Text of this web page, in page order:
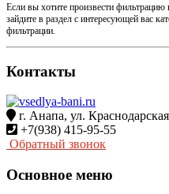
Если вы хотите произвести фильтрацию
зайдите в раздел с интересующей вас
фильтрации.
Контакты
г. Анапа, ул.
+7(938) 415-95-55
Обратный звонок
Основное меню